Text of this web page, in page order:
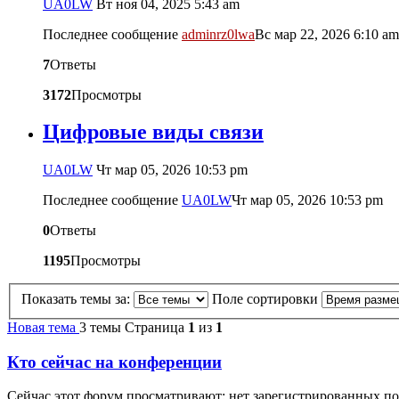
UA0LW Вт ноя 04, 2025 5:43 am
Последнее сообщение adminrz0lwaВс мар 22, 2026 6:10 am
7Ответы
3172Просмотры
Цифровые виды связи
UA0LW Чт мар 05, 2026 10:53 pm
Последнее сообщение UA0LWЧт мар 05, 2026 10:53 pm
0Ответы
1195Просмотры
Показать темы за:
Поле сортировки
Новая тема 3 темы Страница 1 из 1
Кто сейчас на конференции